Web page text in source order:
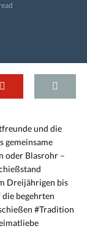
und die
gemeinsame
oder Blasrohr –
Dreijährigen bis
begehrten
#Tradition